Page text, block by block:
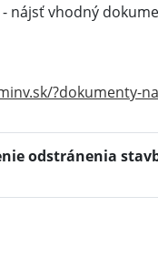
vhodný
?dokumenty-
odstránenia